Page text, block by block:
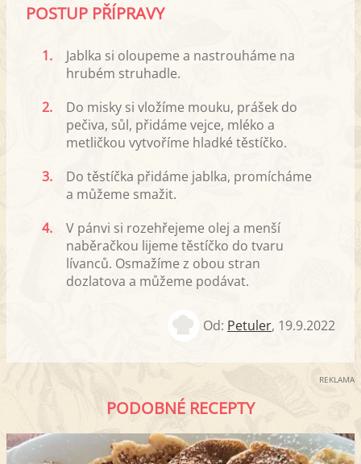
POSTUP PŘÍPRAVY
1.
Jablka si oloupeme a nastrouháme na
hrubém struhadle.
2.
Do misky si vložíme mouku, prášek do
pečiva, sůl, přidáme vejce, mléko a
metličkou vytvoříme hladké těstíčko.
3.
Do těstíčka přidáme jablka, promícháme
a můžeme smažit.
4.
V pánvi si rozehřejeme olej a menší
naběračkou lijeme těstíčko do tvaru
lívanců. Osmažíme z obou stran
dozlatova a můžeme podávat.
Od: Petuler, 19.9.2022
REKLAMA
PODOBNÉ RECEPTY